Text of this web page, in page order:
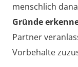
menschlich
Gründe
Partner
Vorbehalte